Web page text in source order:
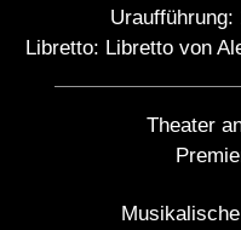
Uraufführung:
Libretto: Libretto von
Theater